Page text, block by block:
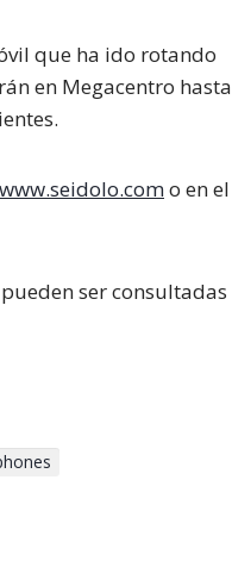
que ha ido rotando
en Megacentro hasta
www.seidolo.como en el
ser consultadas